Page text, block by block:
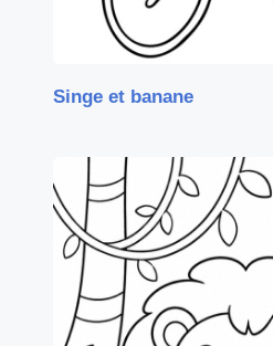
Singe et banane